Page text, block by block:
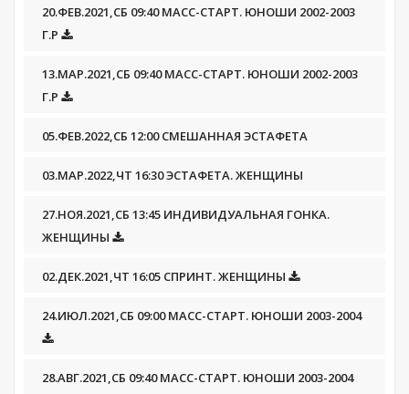
20.ФЕВ.2021,СБ 09:40 МАСС-СТАРТ. ЮНОШИ 2002-2003
Г.Р
13.МАР.2021,СБ 09:40 МАСС-СТАРТ. ЮНОШИ 2002-2003
Г.Р
05.ФЕВ.2022,СБ 12:00 СМЕШАННАЯ ЭСТАФЕТА
03.МАР.2022,ЧТ 16:30 ЭСТАФЕТА. ЖЕНЩИНЫ
27.НОЯ.2021,СБ 13:45 ИНДИВИДУАЛЬНАЯ ГОНКА.
ЖЕНЩИНЫ
02.ДЕК.2021,ЧТ 16:05 СПРИНТ. ЖЕНЩИНЫ
24.ИЮЛ.2021,СБ 09:00 МАСС-СТАРТ. ЮНОШИ 2003-2004
28.АВГ.2021,СБ 09:40 МАСС-СТАРТ. ЮНОШИ 2003-2004